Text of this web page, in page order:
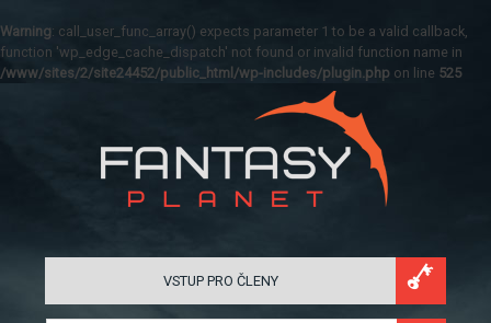
Warning: call_user_func_array() expects parameter 1 to be a valid callback,
function 'wp_edge_cache_dispatch' not found or invalid function name in
/www/sites/2/site24452/public_html/wp-includes/plugin.php on line 525
VSTUP PRO ČLENY